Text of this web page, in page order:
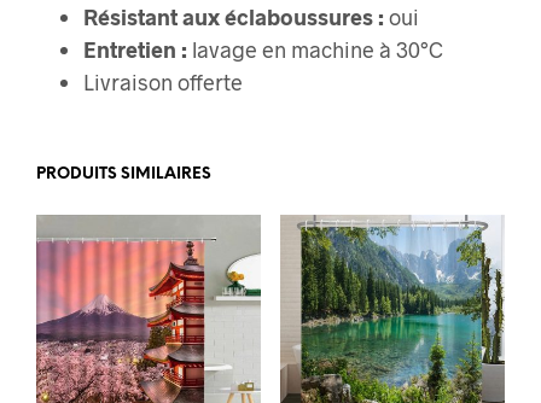
Résistant aux éclaboussures : oui
Entretien : lavage en machine à 30°C
Livraison offerte
PRODUITS SIMILAIRES